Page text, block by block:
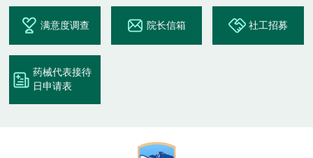
满意度调查 院长信箱 社工招募
药械代表接待
日申请表